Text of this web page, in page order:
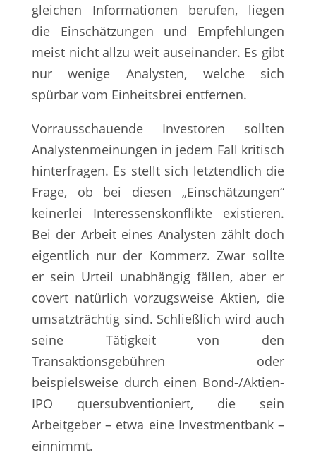
gleichen Informationen berufen, liegen
die Einschätzungen und Empfehlungen
meist nicht allzu weit auseinander. Es gibt
nur wenige Analysten, welche sich
spürbar vom Einheitsbrei entfernen.
Vorrausschauende Investoren sollten
Analystenmeinungen in jedem Fall kritisch
hinterfragen. Es stellt sich letztendlich die
Frage, ob bei diesen „Einschätzungen“
keinerlei Interessenskonflikte existieren.
Bei der Arbeit eines Analysten zählt doch
eigentlich nur der Kommerz. Zwar sollte
er sein Urteil unabhängig fällen, aber er
covert natürlich vorzugsweise Aktien, die
umsatzträchtig sind. Schließlich wird auch
seine Tätigkeit von den
Transaktionsgebühren oder
beispielsweise durch einen Bond-/Aktien-
IPO quersubventioniert, die sein
Arbeitgeber – etwa eine Investmentbank –
einnimmt.